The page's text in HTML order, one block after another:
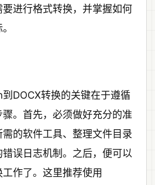
进行格式转换，并掌握如何
DOCX转换的关键在于遵循
。首先，必须做好充分的准
的软件工具、整理文件目录
误日志机制。之后，便可以
作了。这里推荐使用